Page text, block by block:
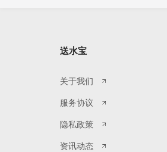
送水宝
关于我们
服务协议
隐私政策
资讯动态